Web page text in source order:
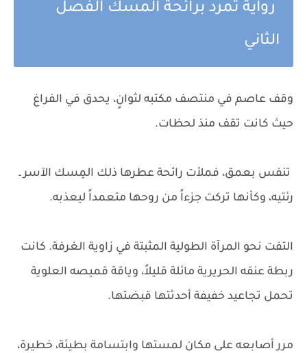
رواية تمرد برائحة المسك الفصل
الثاني
وقف عاصم في منتصف مكتبه لثوانٍ، يحدق في الفراغ
حيث كانت تقف منذ لحظات.
تنفس بعمق، فملأت رائحة عطرها ذلك المِسك الآسر ـ
رئتيه، وكأنها تركت جزءاً من روحها متعمداً ليعذبه.
التفت نحو المرآة الطولية المثبتة في زاوية الغرفة. كانت
ربطة عنقه الحريرية مائلة قليلاً، وياقة قميصه العلوية
تحمل تجاعيد خفيفة أحدثتها قبضتها.
مرر أصابعه على مكان لمستها وابتسامة بطيئة، خطيرة،